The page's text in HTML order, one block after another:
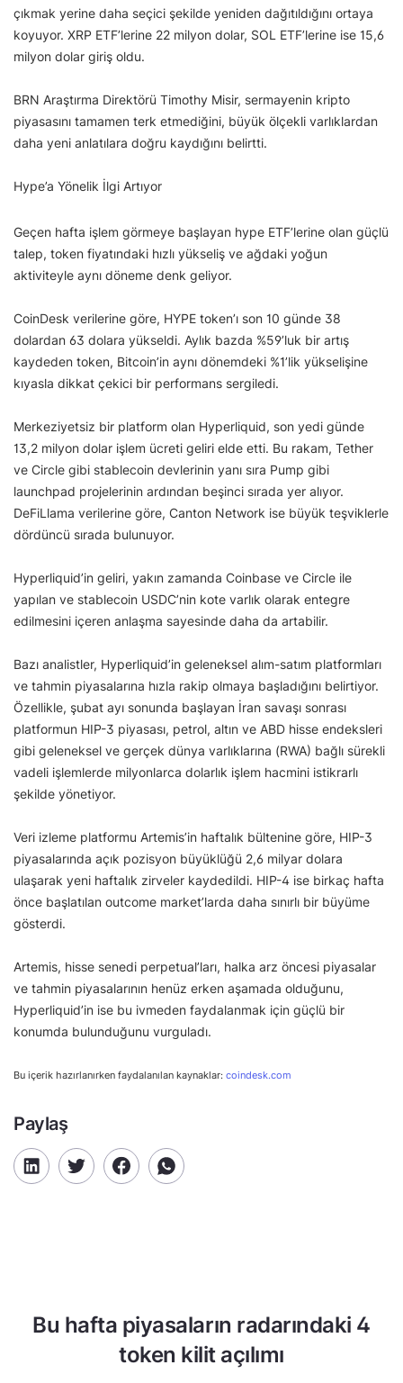
çıkmak yerine daha seçici şekilde yeniden dağıtıldığını ortaya
koyuyor. XRP ETF’lerine 22 milyon dolar, SOL ETF’lerine ise 15,6
milyon dolar giriş oldu.
BRN Araştırma Direktörü Timothy Misir, sermayenin kripto
piyasasını tamamen terk etmediğini, büyük ölçekli varlıklardan
daha yeni anlatılara doğru kaydığını belirtti.
Hype’a Yönelik İlgi Artıyor
Geçen hafta işlem görmeye başlayan hype ETF’lerine olan güçlü
talep, token fiyatındaki hızlı yükseliş ve ağdaki yoğun
aktiviteyle aynı döneme denk geliyor.
CoinDesk verilerine göre, HYPE token’ı son 10 günde 38
dolardan 63 dolara yükseldi. Aylık bazda %59’luk bir artış
kaydeden token, Bitcoin’in aynı dönemdeki %1’lik yükselişine
kıyasla dikkat çekici bir performans sergiledi.
Merkeziyetsiz bir platform olan Hyperliquid, son yedi günde
13,2 milyon dolar işlem ücreti geliri elde etti. Bu rakam, Tether
ve Circle gibi stablecoin devlerinin yanı sıra Pump gibi
launchpad projelerinin ardından beşinci sırada yer alıyor.
DeFiLlama verilerine göre, Canton Network ise büyük teşviklerle
dördüncü sırada bulunuyor.
Hyperliquid’in geliri, yakın zamanda Coinbase ve Circle ile
yapılan ve stablecoin USDC’nin kote varlık olarak entegre
edilmesini içeren anlaşma sayesinde daha da artabilir.
Bazı analistler, Hyperliquid’in geleneksel alım-satım platformları
ve tahmin piyasalarına hızla rakip olmaya başladığını belirtiyor.
Özellikle, şubat ayı sonunda başlayan İran savaşı sonrası
platformun HIP-3 piyasası, petrol, altın ve ABD hisse endeksleri
gibi geleneksel ve gerçek dünya varlıklarına (RWA) bağlı sürekli
vadeli işlemlerde milyonlarca dolarlık işlem hacmini istikrarlı
şekilde yönetiyor.
Veri izleme platformu Artemis’in haftalık bültenine göre, HIP-3
piyasalarında açık pozisyon büyüklüğü 2,6 milyar dolara
ulaşarak yeni haftalık zirveler kaydedildi. HIP-4 ise birkaç hafta
önce başlatılan outcome market’larda daha sınırlı bir büyüme
gösterdi.
Artemis, hisse senedi perpetual’ları, halka arz öncesi piyasalar
ve tahmin piyasalarının henüz erken aşamada olduğunu,
Hyperliquid’in ise bu ivmeden faydalanmak için güçlü bir
konumda bulunduğunu vurguladı.
Bu içerik hazırlanırken faydalanılan kaynaklar: coindesk.com
Paylaş
Bu hafta piyasaların radarındaki 4
token kilit açılımı